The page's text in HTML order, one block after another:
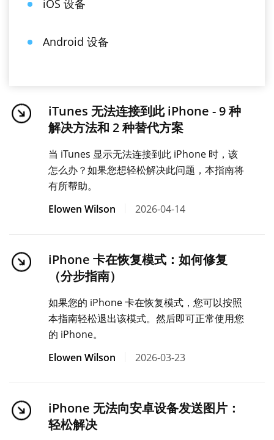
iOS 设备
Android 设备
iTunes 无法连接到此 iPhone - 9 种
解决方法和 2 种替代方案
当 iTunes 显示无法连接到此 iPhone 时，该
怎么办？如果您想轻松解决此问题，本指南将
有所帮助。
Elowen Wilson
2026-04-14
iPhone 卡在恢复模式：如何修复
（分步指南）
如果您的 iPhone 卡在恢复模式，您可以按照
本指南轻松退出该模式。然后即可正常使用您
的 iPhone。
Elowen Wilson
2026-03-23
iPhone 无法向安卓设备发送图片：
轻松解决